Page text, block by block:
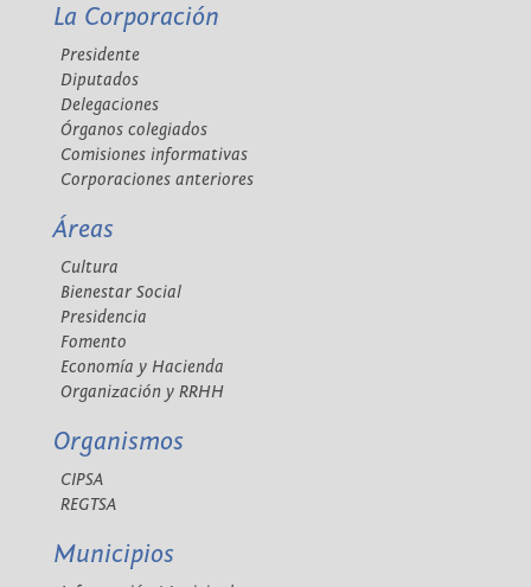
La Corporación
Presidente
Diputados
Delegaciones
Órganos colegiados
Comisiones informativas
Corporaciones anteriores
Áreas
Cultura
Bienestar Social
Presidencia
Fomento
Economía y Hacienda
Organización y RRHH
Organismos
CIPSA
REGTSA
Municipios